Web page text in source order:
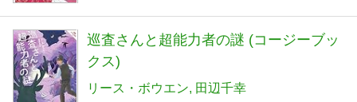
巡査さんと超能力者の謎 (コージーブッ
クス)
リース・ボウエン 田辺千幸